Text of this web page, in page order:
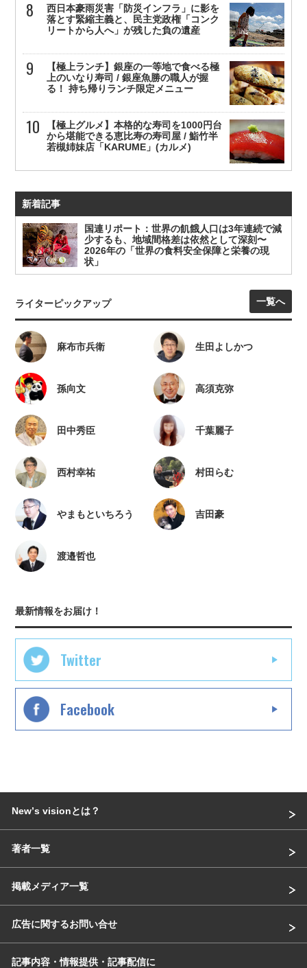
西日本豪雨災害「防災インフラ」に影を
落とす緊縮主義と、民主党政権「コンク
リートから人へ」が残した負の遺産
【極上ランチ】銀座の一等地で食べる極
上のいなり寿司 / 銀座魚勝の職人が握
る！ 持ち帰りランチ限定メニュー
【極上グルメ】本格的な寿司を1000円台
から堪能できる恵比寿の寿司屋 / 鮨竹半
若槻姉妹店「KARUME」(カルメ)
新着記事
国連リポート：世界の飢餓人口は3年連続で減
少するも、地域間格差は依然として深刻〜
2026年の「世界の食料安全保障と栄養の現
状」
ライターピックアップ 一覧へ
麻布市兵衛 生田よしかつ
孫向文 高須克弥
田中秀臣 千葉麗子
西村幸祐 村田らむ
やまもといちろう 吉田豪
渡邉哲也
最新情報をお届け！
Twitter
Facebook
Newʼs visionとは？
著者一覧
掲載メディア一覧
広告に関するお問い合せ
記事内容・情報提供・記事配信に